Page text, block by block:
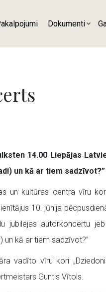
Dokumenti
14.00 Liepājas
un kā ar tiem
un kultūras centra vīru
10. jūnija
jubilejas autorkoncertu
un kā ar tiem sadzīvot?”
vadīto vīru kori
Guntis Vītols.